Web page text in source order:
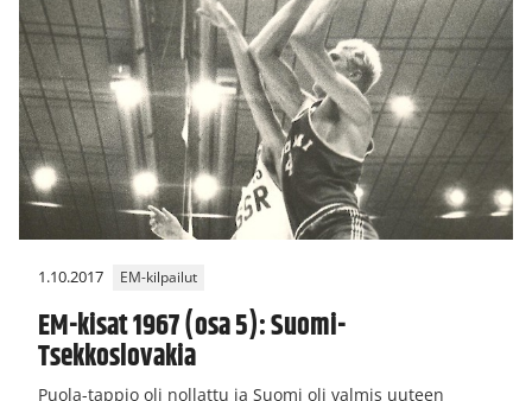
1.10.2017 EM-kilpailut
EM-kisat 1967 (osa 5): Suomi-
Tsekkoslovakia
Puola-tappio oli nollattu ja Suomi oli valmis uuteen